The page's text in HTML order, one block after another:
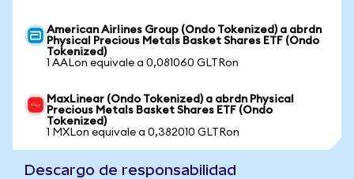
American Airlines Group (Ondo Tokenized) a abrdn
Physical Precious Metals Basket Shares ETF (Ondo
Tokenized)
1 AALon equivale a 0,081060 GLTRon
MaxLinear (Ondo Tokenized) a abrdn Physical
Precious Metals Basket Shares ETF (Ondo
Tokenized)
1 MXLon equivale a 0,382010 GLTRon
Descargo de responsabilidad